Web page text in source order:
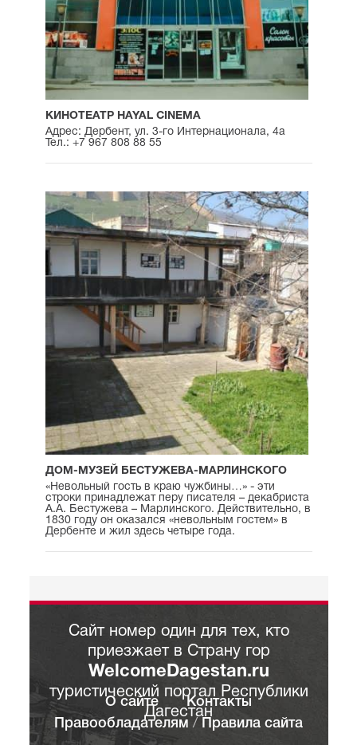
КИНОТЕАТР HAYAL CINEMA
Адрес: Дербент, ул. 3-го Интернационала, 4а
Тел.: +7 967 808 88 55
ДОМ-МУЗЕЙ БЕСТУЖЕВА-МАРЛИНСКОГО
«Невольный гость в краю чужбины…» - эти
строки принадлежат перу писателя – декабриста
А.А. Бестужева – Марлинского. Действительно, в
1830 году он оказался «невольным гостем» в
Дербенте и жил здесь четыре года.
Сайт номер один для тех, кто
приезжает в Страну гор
WelcomeDagestan.ru
туристический портал Республики
Дагестан
О сайте
Контакты
Правообладателям / Правила сайта